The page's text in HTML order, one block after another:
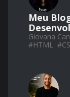
Meu
Giovana
#HTML #